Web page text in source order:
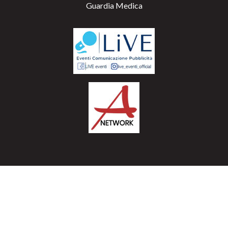
Guardia Medica